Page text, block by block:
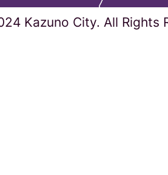
Kazuno City. All Rights